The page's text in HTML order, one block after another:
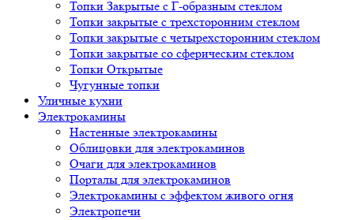
Топки Закрытые с Г-образным стеклом
Топки закрытые с трехсторонним стеклом
Топки закрытые с четырехсторонним стеклом
Топки закрытые со сферическим стеклом
Топки Открытые
Чугунные топки
Уличные кухни
Электрокамины
Настенные электрокамины
Облицовки для электрокаминов
Очаги для электрокаминов
Порталы для электрокаминов
Электрокамины с эффектом живого огня
Электропечи